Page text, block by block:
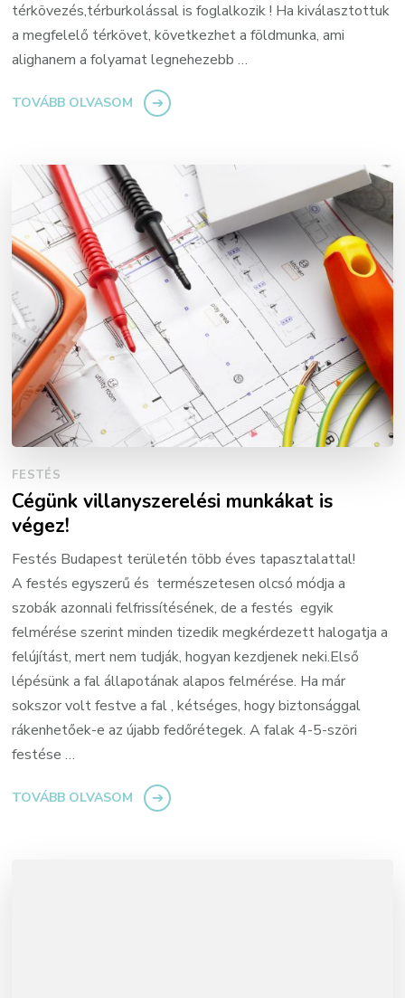
térkövezés,térburkolással is foglalkozik ! Ha kiválasztottuk
a megfelelő térkövet, következhet a földmunka, ami
alighanem a folyamat legnehezebb …
TOVÁBB OLVASOM
FESTÉS
Cégünk villanyszerelési munkákat is
végez!
Festés Budapest területén több éves tapasztalattal!
A festés egyszerű és természetesen olcsó módja a
szobák azonnali felfrissítésének, de a festés egyik
felmérése szerint minden tizedik megkérdezett halogatja a
felújítást, mert nem tudják, hogyan kezdjenek neki.Első
lépésünk a fal állapotának alapos felmérése. Ha már
sokszor volt festve a fal , kétséges, hogy biztonsággal
rákenhetőek-e az újabb fedőrétegek. A falak 4-5-szöri
festése …
TOVÁBB OLVASOM